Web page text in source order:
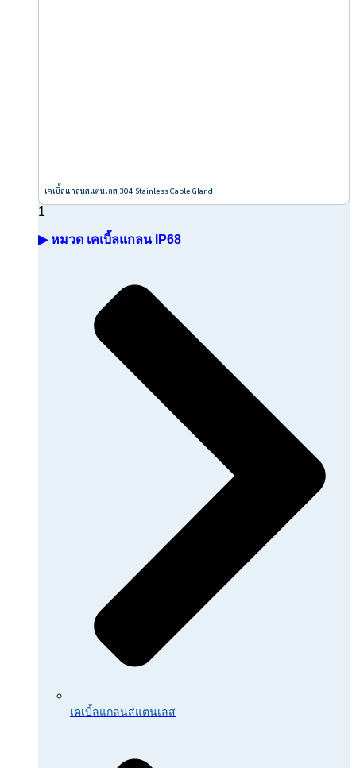
เคเบิ้ลแกลนสแตนเลส 304 Stainless Cable Gland
▶ หมวด เคเบิ้ลแกลน IP68
เคเบิ้ลแกลนสแตนเลส